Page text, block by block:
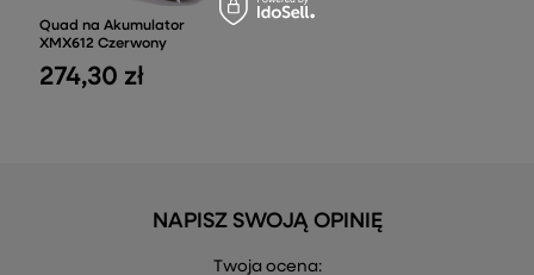
Quad na Akumulator
XMX612 Czerwony
274,30 zł
NAPISZ SWOJĄ OPINIĘ
Twoja ocena: